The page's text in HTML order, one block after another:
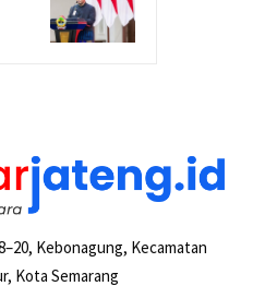
Kebonagung, Kecamatan
Kota Semarang